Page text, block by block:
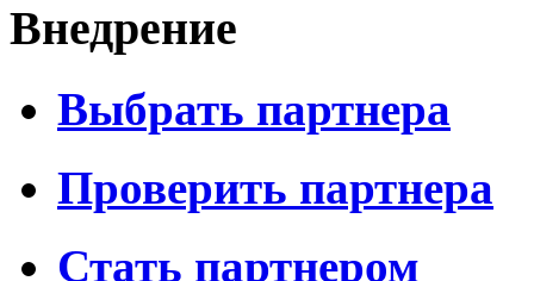
Внедрение
Выбрать партнера
Проверить партнера
Стать партнером